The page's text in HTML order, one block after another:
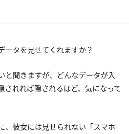
ータを見せてくれますか？
と聞きますが、どんなデータが入
されれば隠されるほど、気になって
、彼女には見せられない「スマホ